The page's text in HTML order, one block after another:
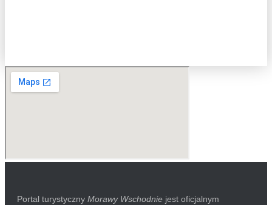
Portal turystyczny Morawy Wschodnie jest oficjalnym